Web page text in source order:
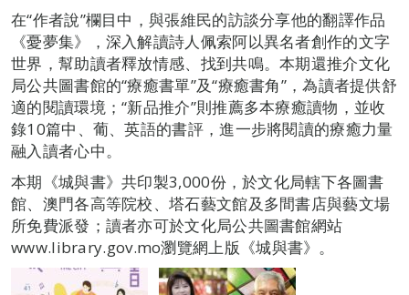
在“作者說”欄目中，與張維民的訪談分享他的翻譯作品
《憂夢集》，深入解讀詩人佩索阿以異名者創作的文字
世界，幫助讀者釋放情感、找到共鳴。本期還推介文化
局公共圖書館的“療癒書單”及“療癒書角”，為讀者提供舒
適的閱讀環境；“新品推介”則推薦多本療癒讀物，並收
錄10篇中、葡、英語的書評，進一步將閱讀的療癒力量
融入讀者心中。
本期《城與書》共印製3,000份，於文化局轄下各圖書
館、澳門各高等院校、塔石藝文館及多間書店與藝文場
所免費派發；讀者亦可於文化局公共圖書館網站
www.library.gov.mo瀏覽網上版《城與書》。